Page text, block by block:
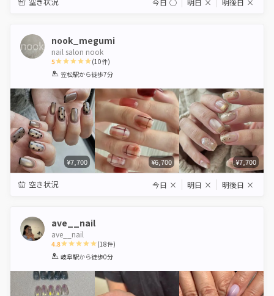
nook_megumi
nail salon nook
5
1 2 3 4 5
(10件)
笠松駅から徒歩7分
¥7,700 ¥6,700 ¥7,700
空き状況 今日 × 明日 × 明後日 ×
ave__nail
ave__nail
4.8
1 2 3 4 5
(18件)
岐阜駅から徒歩0分